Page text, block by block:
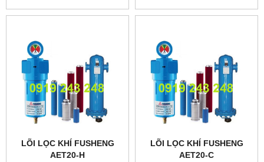
LÕI LỌC KHÍ FUSHENG
AET20-H
LÕI LỌC KHÍ FUSHENG
AET20-C